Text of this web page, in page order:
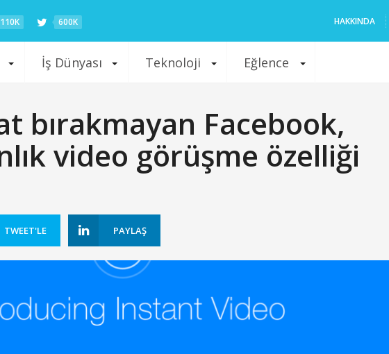
110K 600K HAKKINDA
İş Dünyası Teknoloji Eğlence
bırakmayan Facebook,
video görüşme özelliği
TWEET'LE PAYLAŞ